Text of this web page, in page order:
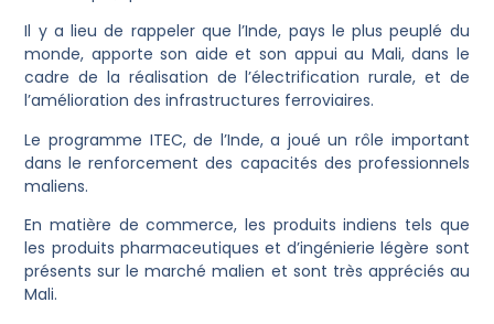
Il y a lieu de rappeler que l’Inde, pays le plus peuplé du
monde, apporte son aide et son appui au Mali, dans le
cadre de la réalisation de l’électrification rurale, et de
l’amélioration des infrastructures ferroviaires.
Le programme ITEC, de l’Inde, a joué un rôle important
dans le renforcement des capacités des professionnels
maliens.
En matière de commerce, les produits indiens tels que
les produits pharmaceutiques et d’ingénierie légère sont
présents sur le marché malien et sont très appréciés au
Mali.